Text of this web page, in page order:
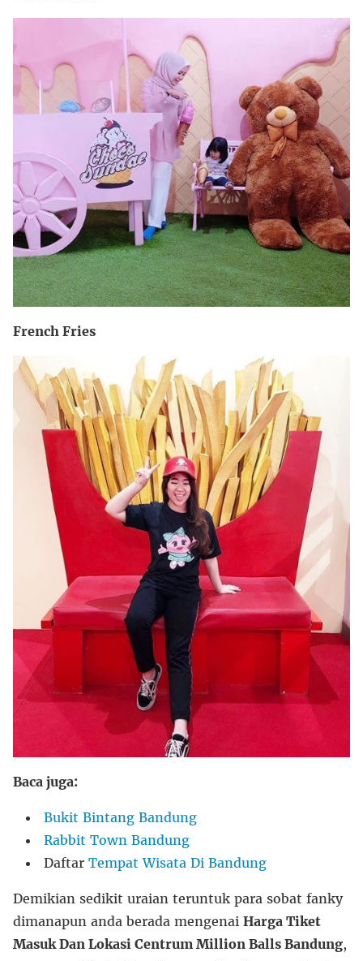
French Fries
Baca juga:
Bukit Bintang Bandung
Rabbit Town Bandung
Daftar Tempat Wisata Di Bandung
Demikian sedikit uraian teruntuk para sobat fanky
dimanapun anda berada mengenai Harga Tiket
Masuk Dan Lokasi Centrum Million Balls Bandung,